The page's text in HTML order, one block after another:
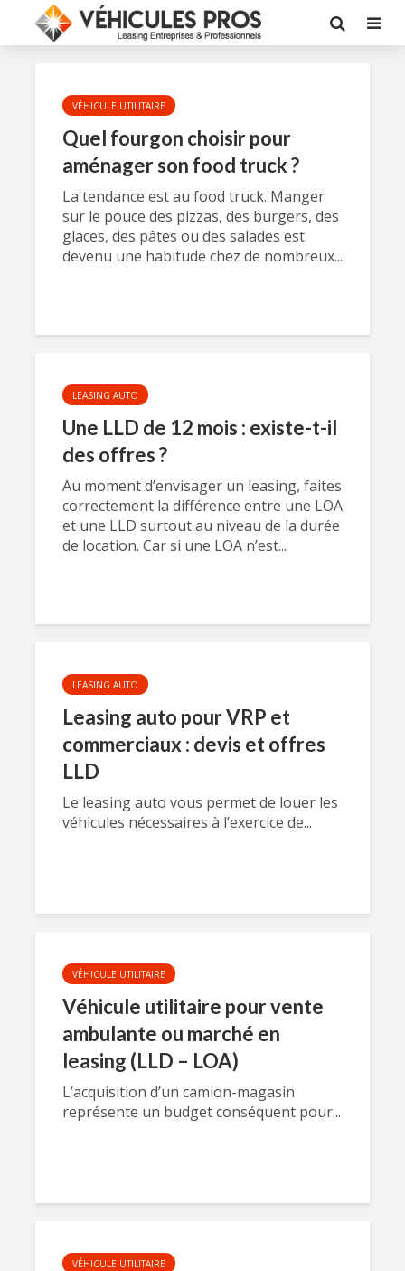
VÉHICULE UTILITAIRE
Quel fourgon choisir pour
aménager son food truck ?
La tendance est au food truck. Manger
sur le pouce des pizzas, des burgers, des
glaces, des pâtes ou des salades est
devenu une habitude chez de nombreux...
LEASING AUTO
Une LLD de 12 mois : existe-t-il
des offres ?
Au moment d’envisager un leasing, faites
correctement la différence entre une LOA
et une LLD surtout au niveau de la durée
de location. Car si une LOA n’est...
LEASING AUTO
Leasing auto pour VRP et
commerciaux : devis et offres
LLD
Le leasing auto vous permet de louer les
véhicules nécessaires à l’exercice de...
VÉHICULE UTILITAIRE
Véhicule utilitaire pour vente
ambulante ou marché en
leasing (LLD – LOA)
L’acquisition d’un camion-magasin
représente un budget conséquent pour...
VÉHICULE UTILITAIRE